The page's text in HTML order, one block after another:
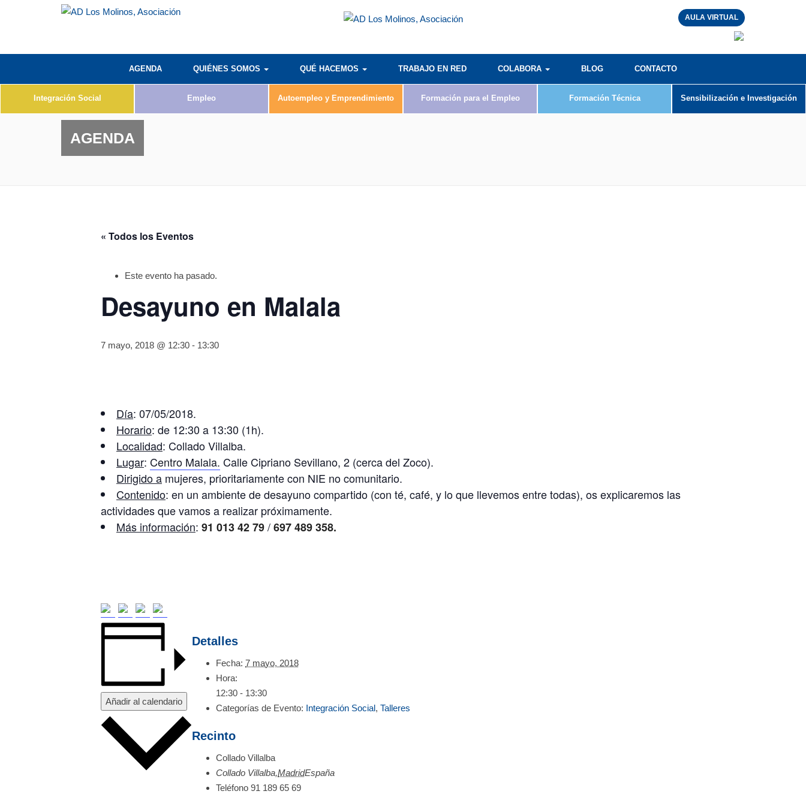
AULA VIRTUAL
AGENDA QUIÉNES SOMOS QUÉ HACEMOS TRABAJO EN RED COLABORA BLOG CONTACTO
Integración Social Empleo Autoempleo y Emprendimiento Formación para el Empleo Formación Técnica Sensibilización e Investigación
AGENDA
« Todos los Eventos
Este evento ha pasado.
Desayuno en Malala
7 mayo, 2018 @ 12:30 - 13:30
Día: 07/05/2018.
Horario: de 12:30 a 13:30 (1h).
Localidad: Collado Villalba.
Lugar: Centro Malala. Calle Cipriano Sevillano, 2 (cerca del Zoco).
Dirigido a mujeres, prioritariamente con NIE no comunitario.
Contenido: en un ambiente de desayuno compartido (con té, café, y lo que llevemos entre todas), os explicaremos las
actividades que vamos a realizar próximamente.
Más información: 91 013 42 79/697 489 358.
Añadir al calendario
Detalles
Fecha: 7 mayo, 2018
Hora:
12:30 - 13:30
Categorías de Evento: Integración Social, Talleres
Recinto
Collado Villalba
Collado Villalba,MadridEspaña
Teléfono 91 189 65 69